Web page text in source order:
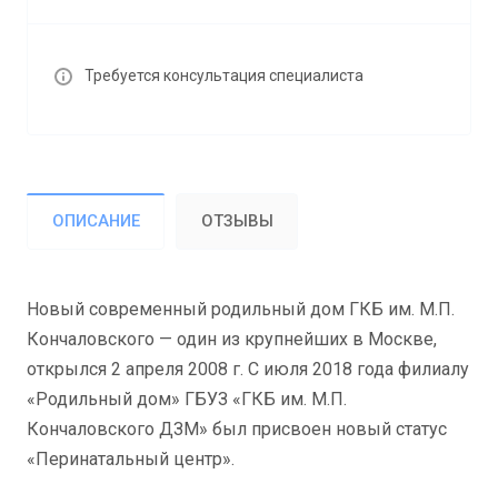
Требуется консультация специалиста
ОПИСАНИЕ ОТЗЫВЫ
Новый современный родильный дом ГКБ им. М.П.
Кончаловского — один из крупнейших в Москве,
открылся 2 апреля 2008 г. С июля 2018 года филиалу
«Родильный дом» ГБУЗ «ГКБ им. М.П.
Кончаловского ДЗМ» был присвоен новый статус
«Перинатальный центр».